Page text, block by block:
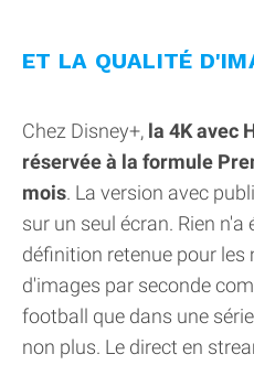
ET LA QUALITÉ
Chez Disney+, la 4K avec
réservée à la formule
mois. La version avec
sur un seul écran. Rien n'a
définition retenue pour les
d'images par seconde
football que dans une
non plus. Le direct en